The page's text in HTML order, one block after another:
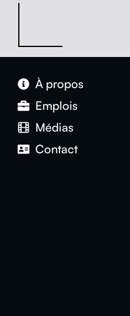
À pro­pos
Emplois
Médias
Con­tact